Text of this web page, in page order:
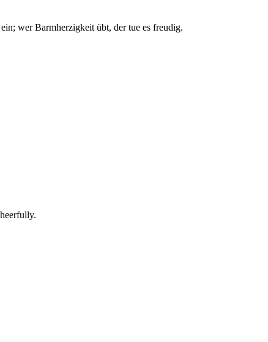
wer Barmherzigkeit übt, der tue es freudig.